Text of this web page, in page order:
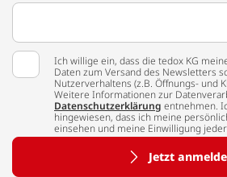
Ich willige ein, dass die tedox KG
Daten zum Versand des Newsletters
Nutzerverhaltens (z.B. Öffnungs- und
Weitere Informationen zur
Datenschutzerklärung entnehmen.
hingewiesen, dass ich meine
einsehen und meine Einwilligung
Jetzt